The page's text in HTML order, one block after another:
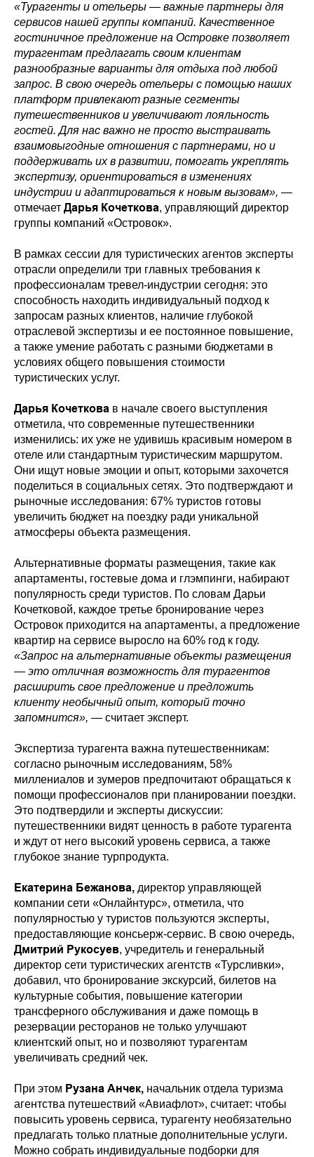
«Турагенты и отельеры — важные партнеры для
сервисов нашей группы компаний. Качественное
гостиничное предложение на Островке позволяет
турагентам предлагать своим клиентам
разнообразные варианты для отдыха под любой
запрос. В свою очередь отельеры с помощью наших
платформ привлекают разные сегменты
путешественников и увеличивают лояльность
гостей. Для нас важно не просто выстраивать
взаимовыгодные отношения с партнерами, но и
поддерживать их в развитии, помогать укреплять
экспертизу, ориентироваться в изменениях
индустрии и адаптироваться к новым вызовам», —
отмечает Дарья Кочеткова, управляющий директор
группы компаний «Островок».
В рамках сессии для туристических агентов эксперты
отрасли определили три главных требования к
профессионалам тревел-индустрии сегодня: это
способность находить индивидуальный подход к
запросам разных клиентов, наличие глубокой
отраслевой экспертизы и ее постоянное повышение,
а также умение работать с разными бюджетами в
условиях общего повышения стоимости
туристических услуг.
Дарья Кочеткова в начале своего выступления
отметила, что современные путешественники
изменились: их уже не удивишь красивым номером в
отеле или стандартным туристическим маршрутом.
Они ищут новые эмоции и опыт, которыми захочется
поделиться в социальных сетях. Это подтверждают и
рыночные исследования: 67% туристов готовы
увеличить бюджет на поездку ради уникальной
атмосферы объекта размещения.
Альтернативные форматы размещения, такие как
апартаменты, гостевые дома и глэмпинги, набирают
популярность среди туристов. По словам Дарьи
Кочетковой, каждое третье бронирование через
Островок приходится на апартаменты, а предложение
квартир на сервисе выросло на 60% год к году.
«Запрос на альтернативные объекты размещения
— это отличная возможность для турагентов
расширить свое предложение и предложить
клиенту необычный опыт, который точно
запомнится», — считает эксперт.
Экспертиза турагента важна путешественникам:
согласно рыночным исследованиям, 58%
миллениалов и зумеров предпочитают обращаться к
помощи профессионалов при планировании поездки.
Это подтвердили и эксперты дискуссии:
путешественники видят ценность в работе турагента
и ждут от него высокий уровень сервиса, а также
глубокое знание турпродукта.
Екатерина Бежанова, директор управляющей
компании сети «Онлайнтурс», отметила, что
популярностью у туристов пользуются эксперты,
предоставляющие консьерж-сервис. В свою очередь,
Дмитрий Рукосуев, учредитель и генеральный
директор сети туристических агентств «Турсливки»,
добавил, что бронирование экскурсий, билетов на
культурные события, повышение категории
трансферного обслуживания и даже помощь в
резервации ресторанов не только улучшают
клиентский опыт, но и позволяют турагентам
увеличивать средний чек.
При этом Рузана Анчек, начальник отдела туризма
агентства путешествий «Авиафлот», считает: чтобы
повысить уровень сервиса, турагенту необязательно
предлагать только платные дополнительные услуги.
Можно собрать индивидуальные подборки для